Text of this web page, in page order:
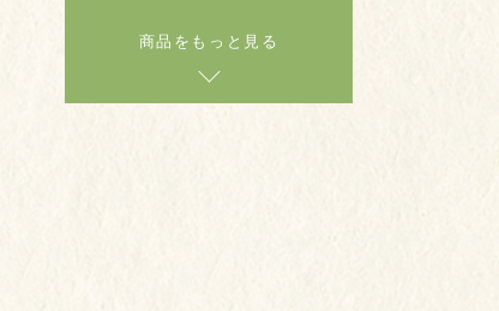
商品をもっと見る